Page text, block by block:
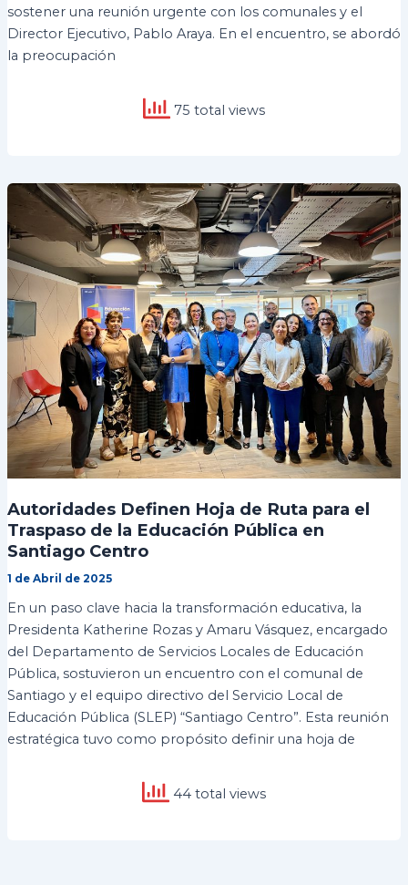
sostener una reunión urgente con los comunales y el
Director Ejecutivo, Pablo Araya. En el encuentro, se abordó
la preocupación
75 total views
Autoridades Definen Hoja de Ruta para el
Traspaso de la Educación Pública en
Santiago Centro
1 de Abril de 2025
En un paso clave hacia la transformación educativa, la
Presidenta Katherine Rozas y Amaru Vásquez, encargado
del Departamento de Servicios Locales de Educación
Pública, sostuvieron un encuentro con el comunal de
Santiago y el equipo directivo del Servicio Local de
Educación Pública (SLEP) “Santiago Centro”. Esta reunión
estratégica tuvo como propósito definir una hoja de
44 total views